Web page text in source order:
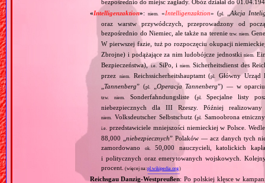
bezpośrednio do miejsc zagłady. Obóz działał do
«Intelligenzaktion»: niem. «Intelligenzaktion» (pl. „Akcja
oraz warstw przywódczych, przeprowadzony od
bezpośrednio do Niemiec, ale także na terenie tzw. niem.
W pierwszej fazie, tuż po rozpoczęciu okupacji
Zbrojne) i podążające za nim ludobójcze jednostkiniem.
Bezpieczeństwa),i.e. SiPo, i niem.
Sicherheitsdienst des
przezniem. Reichssicherheitshauptamt (pl.
Główny Urząd
„Tannenberg” (pl. Operacja Tannenberg”) — w oparciu
tzw. niem. Sonderfahndungsliste (pl.
Specjalne listy
niebezpiecznych dla III Rzeszy. Później
niem. Volksdeutscher Selbstschutz (pl. Samoobrona
i.e.
przedstawiciele mniejszości niemieckiej w Polsce.
88,000 „niebezpiecznych” Polaków — acz danych tych
zamordowano
ok.
50,000 nauczycieli, katolickich
i politycznych oraz emerytowanych wojskowych.
procent. (więcej na:pl.wikipedia.org)
Reichsgau Danzig‐Westpreußen: Po polskiej klęsce w